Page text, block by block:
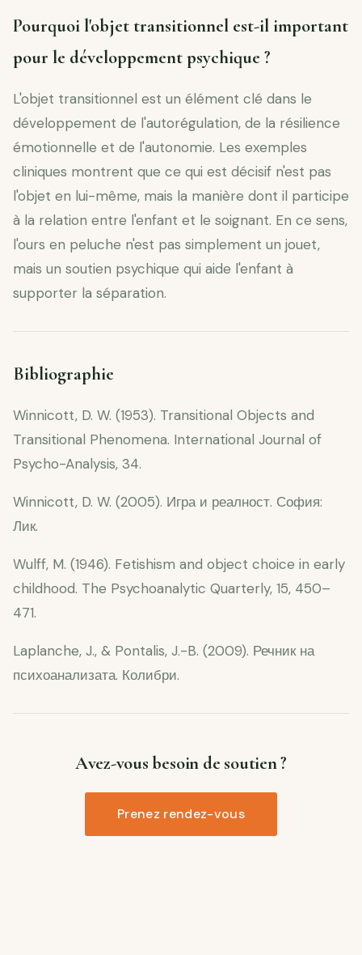
Pourquoi l'objet transitionnel est-il important
pour le développement psychique ?
L'objet transitionnel est un élément clé dans le
développement de l'autorégulation, de la résilience
émotionnelle et de l'autonomie. Les exemples
cliniques montrent que ce qui est décisif n'est pas
l'objet en lui-même, mais la manière dont il participe
à la relation entre l'enfant et le soignant. En ce sens,
l'ours en peluche n'est pas simplement un jouet,
mais un soutien psychique qui aide l'enfant à
supporter la séparation.
Bibliographie
Winnicott, D. W. (1953). Transitional Objects and
Transitional Phenomena. International Journal of
Psycho-Analysis, 34.
Winnicott, D. W. (2005). Игра и реалност. София:
Лик.
Wulff, M. (1946). Fetishism and object choice in early
childhood. The Psychoanalytic Quarterly, 15, 450–
471.
Laplanche, J., & Pontalis, J.-B. (2009). Речник на
психоанализата. Колибри.
Avez-vous besoin de soutien ?
Prenez rendez-vous